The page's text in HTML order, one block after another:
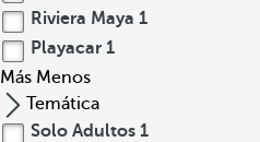
Riviera Maya 1
Playacar 1
Más Menos
Temática
Solo Adultos 1